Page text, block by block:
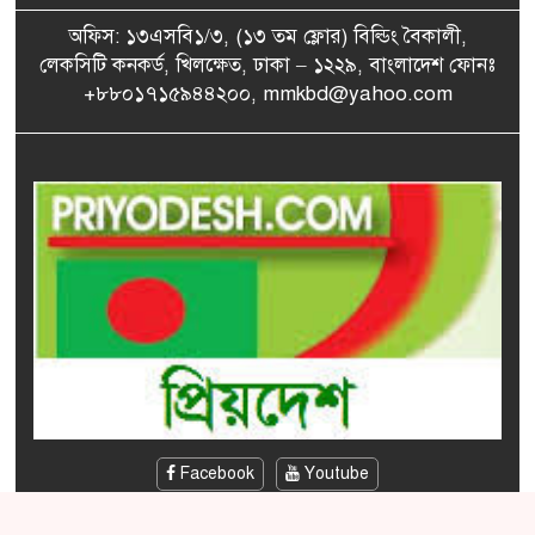
৭
আগামীকাল এসএসসির ফল
প্রকাশ, যেভাবে জানবেন
৮
‘সেরা সময়’: পেজেশকিয়ান
বিএসএফের গুলিতে বাংলাদেশি
যুবক নিহত
প্রধানমন্ত্রী চট্টগ্রাম ও কক্সবাজার
যাচ্ছেন
অফিস: ১৩এসবি১/৩, (১৩ তম ফ্লোর) বিল্ডিং বৈকালী,
লেকসিটি কনকর্ড, খিলক্ষেত, ঢাকা – ১২২৯, বাংলাদেশ ফোনঃ
+৮৮০১৭১৫৯৪৪২০০, mmkbd@yahoo.com
Facebook Youtube